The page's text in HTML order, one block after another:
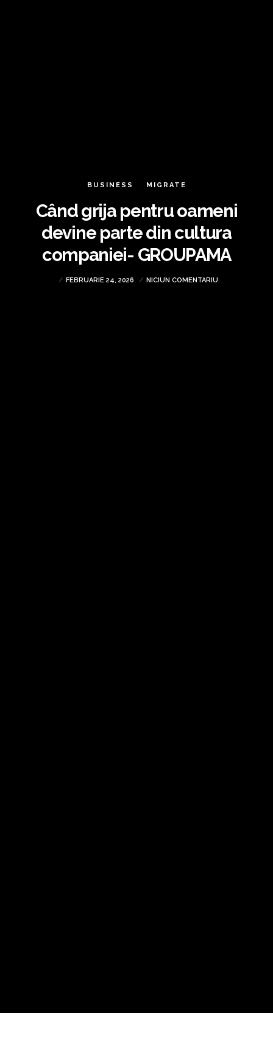
BUSINESS MIGRATE
Când grija pentru oameni
devine parte din cultura
companiei- GROUPAMA
FEBRUARIE 24, 2026 NICIUN COMENTARIU